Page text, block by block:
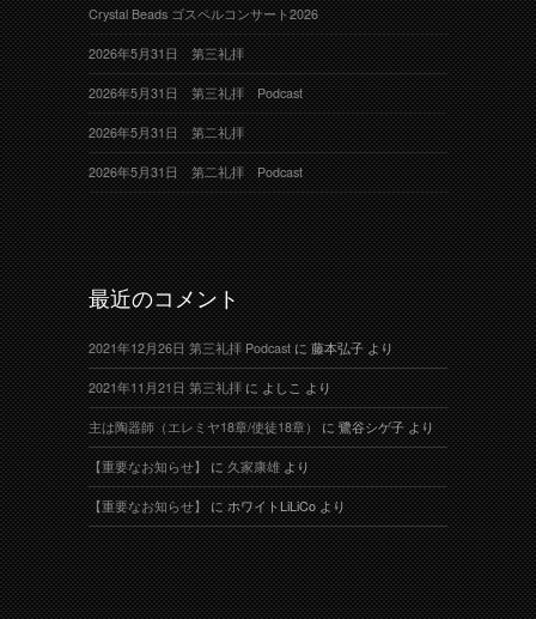
Crystal Beads ゴスペルコンサート2026
2026年5月31日 第三礼拝
2026年5月31日 第三礼拝 Podcast
2026年5月31日 第二礼拝
2026年5月31日 第二礼拝 Podcast
最近のコメント
2021年12月26日 第三礼拝 Podcastに藤本弘子より
2021年11月21日 第三礼拝によしこより
主は陶器師（エレミヤ18章/使徒18章）に鷺谷シゲ子より
【重要なお知らせ】に久家康雄より
【重要なお知らせ】にホワイトLiLiCoより